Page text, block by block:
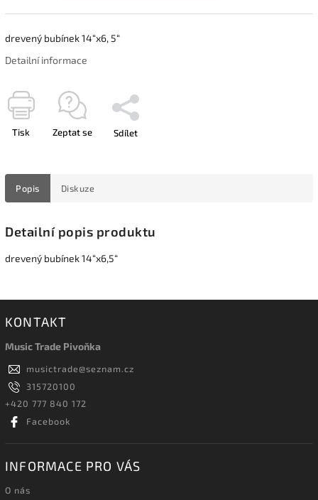
drevený bubínek 14“x6, 5“
Detailní informace
Tisk Zeptat se Sdílet
Popis Diskuze
Detailní popis produktu
drevený bubínek 14“x6,5“
KONTAKT
Music Trade Pivoňka
musictrade@seznam.cz
315720100
+420 777 840 172
Facebook
INFORMACE PRO VÁS
O nás